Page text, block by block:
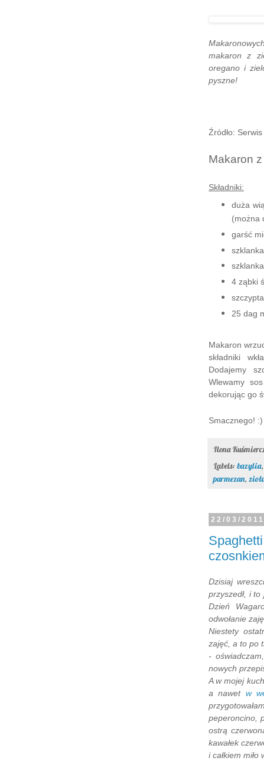
makaron z
oregano i
pyszne!
Źródło: Serwis
Makaron
Składniki:
duża
(można
garść
4 ząbki
25 dag
Makaron
składniki
Dodajemy
Wlewamy
dekorując go
Smacznego! :)
Ilona
Labels: bazylia
parmezan,
22/03/
Dzisiaj
przyszedł, i
Dzień
odwołanie
Niestety
zajęć, a to po
-
nowych
A w mojej
a nawet w
peperoncino,
ostrą
kawałek
i całkiem miło